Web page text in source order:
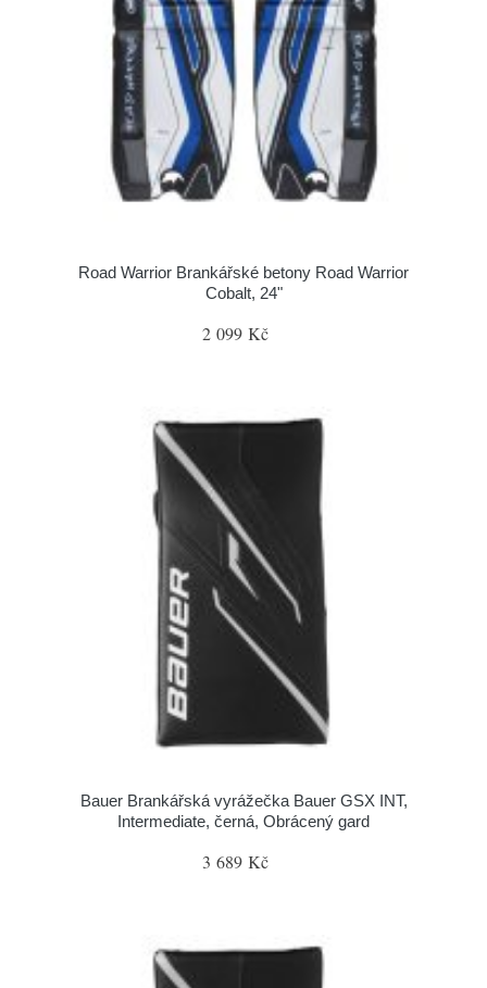
Road Warrior Brankářské betony Road Warrior
Cobalt, 24"
2 099 Kč
Bauer Brankářská vyrážečka Bauer GSX INT,
Intermediate, černá, Obrácený gard
3 689 Kč